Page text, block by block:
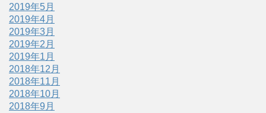
2019年5月
2019年4月
2019年3月
2019年2月
2019年1月
2018年12月
2018年11月
2018年10月
2018年9月